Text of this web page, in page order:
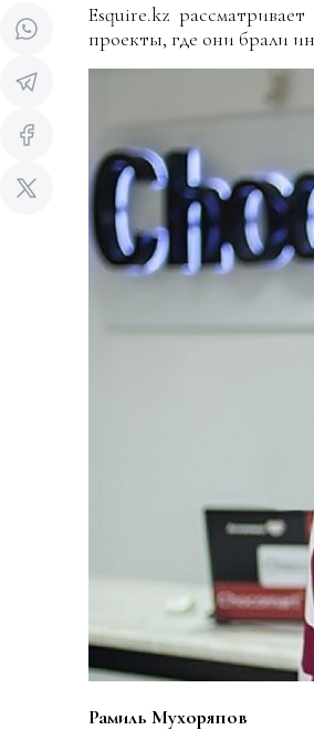
Esquire.kz
проекты, где они брали
Рамиль Мухоряпов